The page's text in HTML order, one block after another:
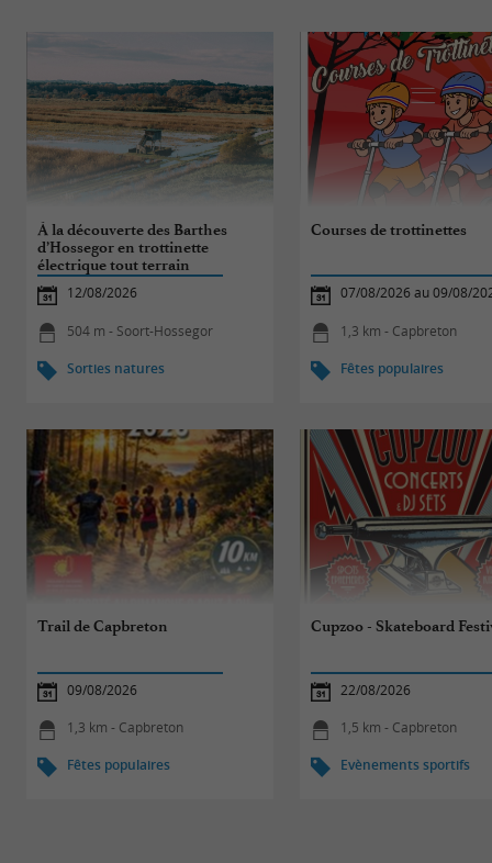
À la découverte des Barthes
d’Hossegor en trottinette
électrique tout terrain
12/08/2026
504 m - Soort-Hossegor
Sorties natures
Courses de trottinettes
07/08/2026 au 09/08/
1,3 km - Capbreton
Fêtes populaires
Trail de Capbreton
09/08/2026
1,3 km - Capbreton
Fêtes populaires
Cupzoo - Skateboard
22/08/2026
1,5 km - Capbreton
Evènements sportifs